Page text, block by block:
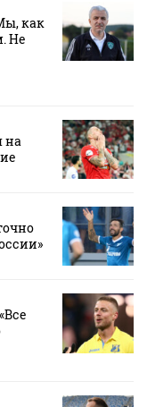
как
Не
на